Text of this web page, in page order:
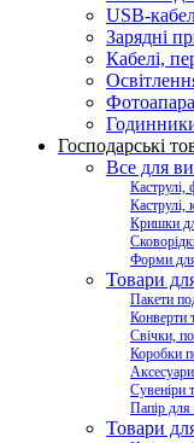
USB-
Зарядні
Кабелі,
Господарські
Все для
Каструлі,
Каструлі,
Кришки
Форми
Товари
Пакети
Конверти
Свічки,
Коробки
Сувеніри
Папір для
Товари